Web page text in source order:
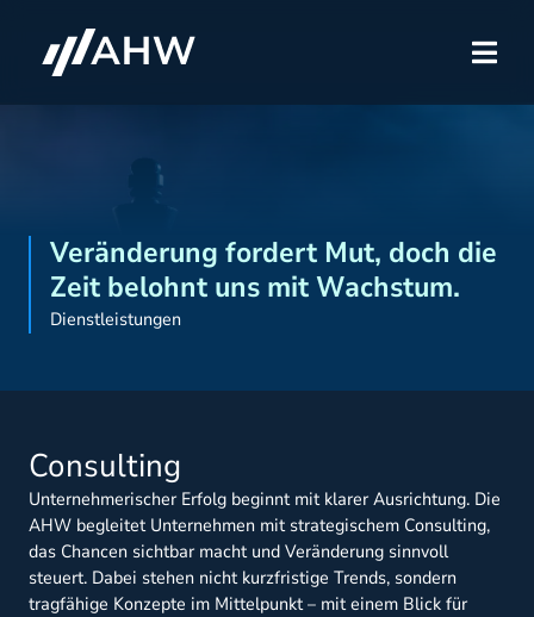
Dienstleistungen
Veränderung fordert Mut, doch die
Zeit belohnt uns mit Wachstum.
Consulting
Unternehmerischer Erfolg beginnt mit klarer Ausrichtung. Die
AHW begleitet Unternehmen mit strategischem Consulting,
das Chancen sichtbar macht und Veränderung sinnvoll
steuert. Dabei stehen nicht kurzfristige Trends, sondern
tragfähige Konzepte im Mittelpunkt – mit einem Blick für